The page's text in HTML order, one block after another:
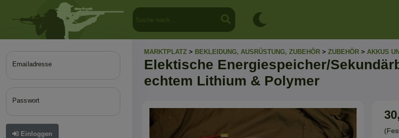
Emailadresse
Passwort
Einloggen
MARKTPLATZ > BEKLEIDUNG, AUSRÜSTUNG, ZUBEHÖR > ZUBEHÖR > AKKUS
Elektische Energiespeicher/
echtem Lithium & Polymer